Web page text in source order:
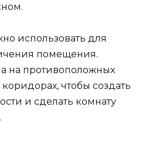
использовать для
помещения.
на противоположных
чтобы создать
и сделать комнату